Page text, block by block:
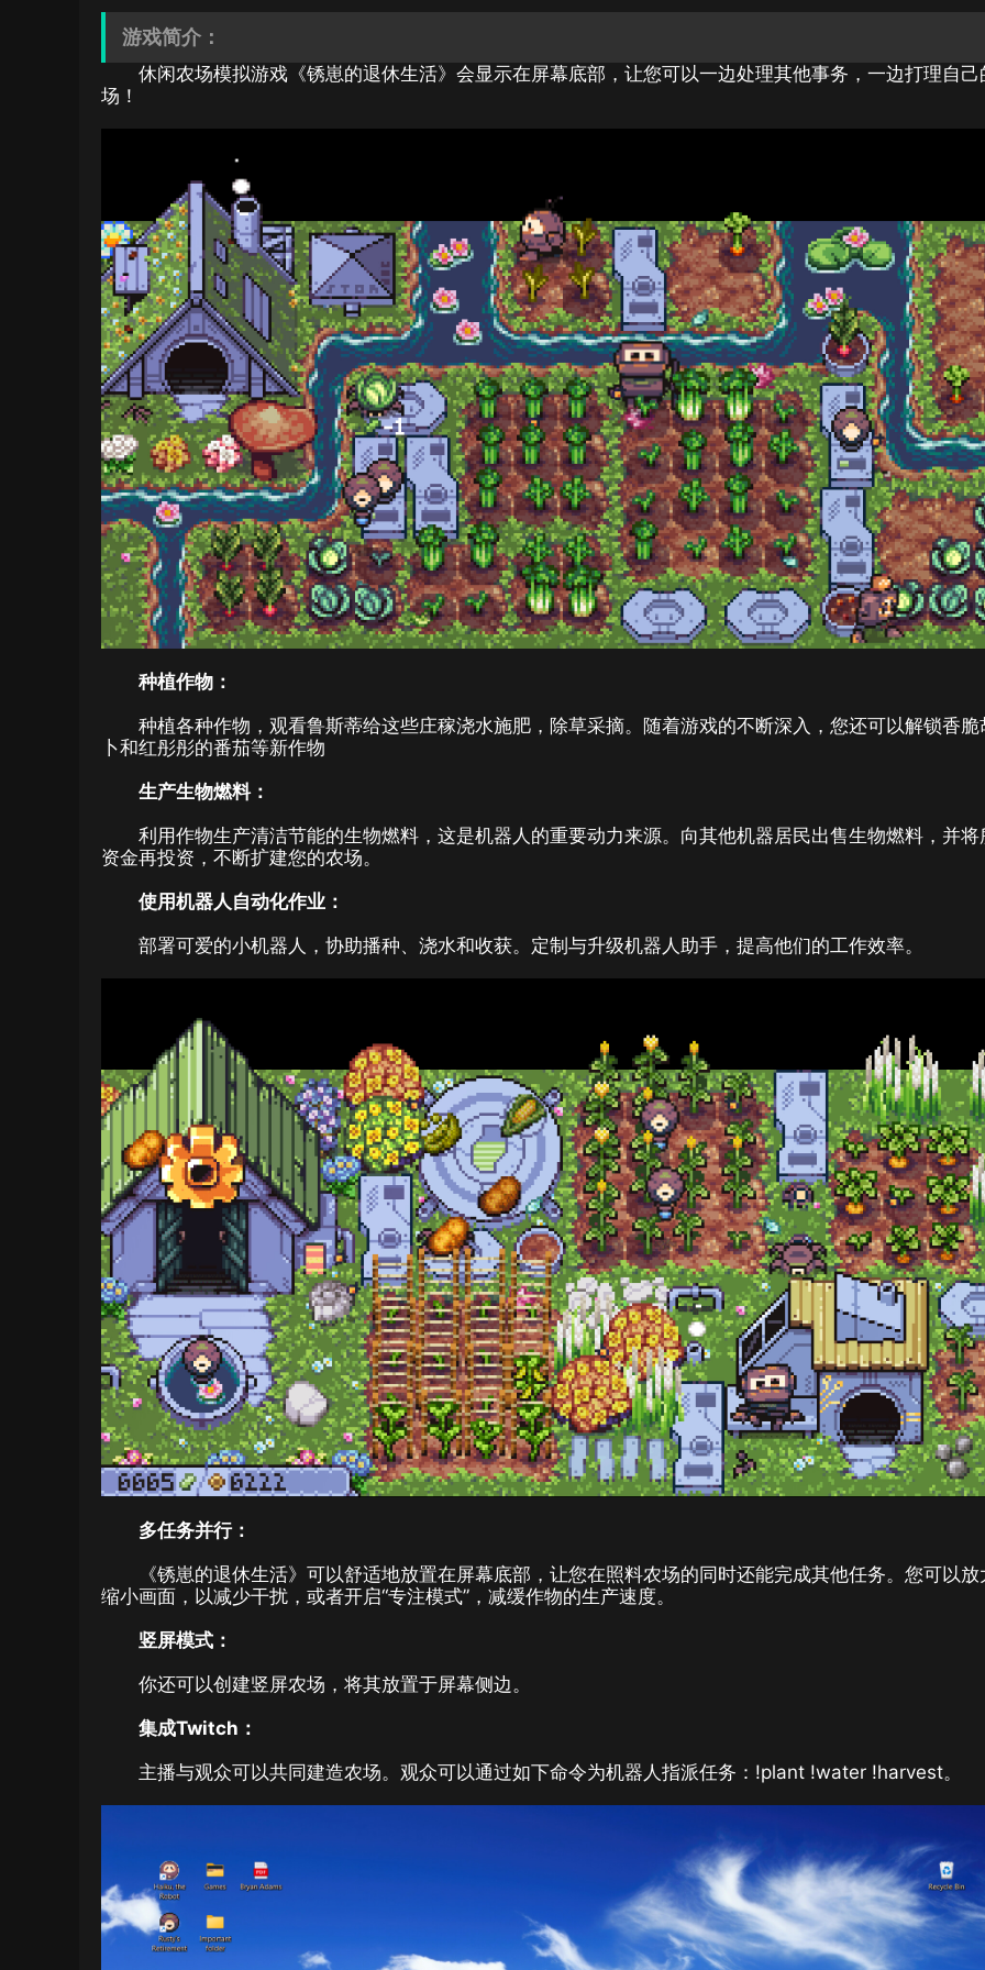
游戏简介：
休闲农场模拟游戏《锈崽的退休生活》会显示在屏幕底部，让您可以一边处理其他事务，一边打理自己
场！
种植作物：
种植各种作物，观看鲁斯蒂给这些庄稼浇水施肥，除草采摘。随着游戏的不断深入，您还可以解锁香脆
卜和红彤彤的番茄等新作物
生产生物燃料：
利用作物生产清洁节能的生物燃料，这是机器人的重要动力来源。向其他机器居民出售生物燃料，并将
资金再投资，不断扩建您的农场。
使用机器人自动化作业：
部署可爱的小机器人，协助播种、浇水和收获。定制与升级机器人助手，提高他们的工作效率。
多任务并行：
《锈崽的退休生活》可以舒适地放置在屏幕底部，让您在照料农场的同时还能完成其他任务。您可以放
缩小画面，以减少干扰，或者开启“专注模式”，减缓作物的生产速度。
竖屏模式：
你还可以创建竖屏农场，将其放置于屏幕侧边。
集成Twitch：
主播与观众可以共同建造农场。观众可以通过如下命令为机器人指派任务：!plant !water !harvest。